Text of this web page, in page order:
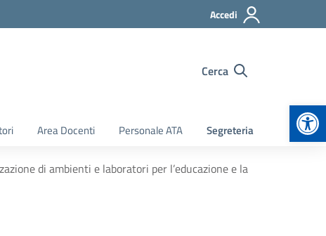
Accedi
Cerca
Area Docenti Personale ATA Segreteria
di ambienti e laboratori per l’educazione e la